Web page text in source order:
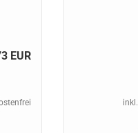
EUR